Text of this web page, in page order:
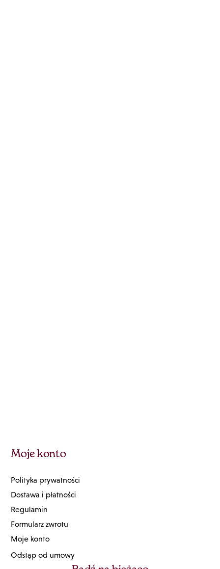
Moje konto
Polityka prywatności
Dostawa i płatności
Regulamin
Formularz zwrotu
Moje konto
Odstąp od umowy